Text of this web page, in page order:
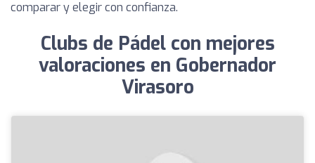
comparar y elegir con confianza.
Clubs de Pádel con mejores
valoraciones en Gobernador
Virasoro